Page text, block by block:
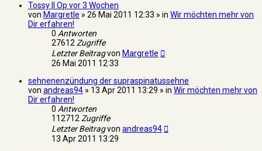
Tossy II Op vor 3 Wochen
von Margretle » 26 Mai 2011 12:33 » in Wir möchten mehr von
Dir erfahren!
0 Antworten
27612Zugriffe
Letzter Beitragvon Margretle
26 Mai 2011 12:33
sehnenenzündung der supraspinatussehne
von andreas94 » 13 Apr 2011 13:29 » in Wir möchten mehr von
Dir erfahren!
0 Antworten
112712Zugriffe
Letzter Beitragvon andreas94
13 Apr 2011 13:29